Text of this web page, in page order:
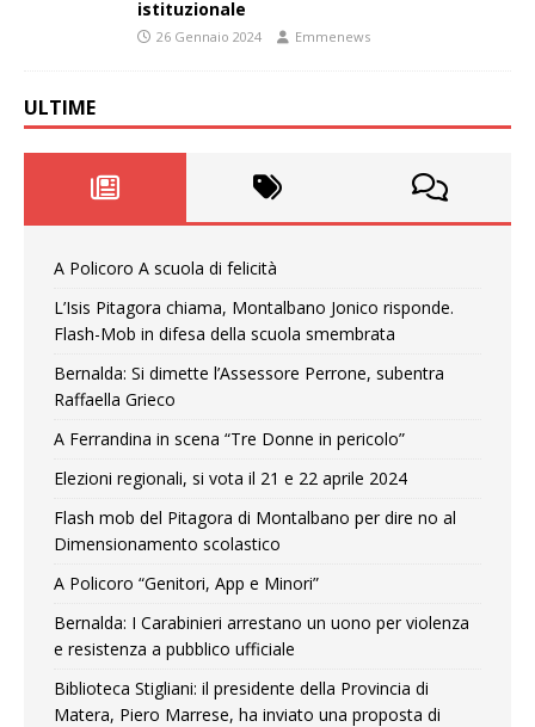
istituzionale
26 Gennaio 2024 Emmenews
ULTIME
A Policoro A scuola di felicità
L’Isis Pitagora chiama, Montalbano Jonico risponde.
Flash-Mob in difesa della scuola smembrata
Bernalda: Si dimette l’Assessore Perrone, subentra
Raffaella Grieco
A Ferrandina in scena “Tre Donne in pericolo”
Elezioni regionali, si vota il 21 e 22 aprile 2024
Flash mob del Pitagora di Montalbano per dire no al
Dimensionamento scolastico
A Policoro “Genitori, App e Minori”
Bernalda: I Carabinieri arrestano un uono per violenza
e resistenza a pubblico ufficiale
Biblioteca Stigliani: il presidente della Provincia di
Matera, Piero Marrese, ha inviato una proposta di